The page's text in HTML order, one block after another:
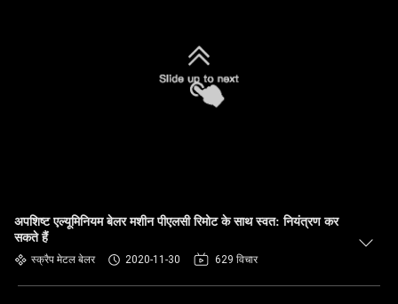
अपशिष्ट एल्यूमिनियम बेलर मशीन पीएलसी रिमोट के साथ स्वत: नियंत्रण कर
सकते हैं
स्क्रैप मेटल बेलर 2020-11-30 629 विचार